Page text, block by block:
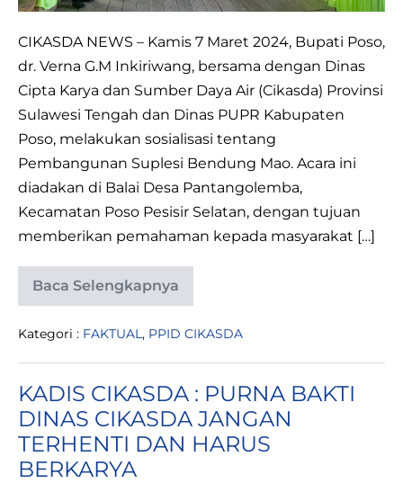
PESISIR
CIKASDA NEWS – Kamis 7 Maret 2024, Bupati Poso,
dr. Verna G.M Inkiriwang, bersama dengan Dinas
Cipta Karya dan Sumber Daya Air (Cikasda) Provinsi
Sulawesi Tengah dan Dinas PUPR Kabupaten
Poso, melakukan sosialisasi tentang
Pembangunan Suplesi Bendung Mao. Acara ini
diadakan di Balai Desa Pantangolemba,
Kecamatan Poso Pesisir Selatan, dengan tujuan
memberikan pemahaman kepada masyarakat […]
Baca Selengkapnya
PENTINGNYA
PEMBANGUNAN
BENDUNG
UNTUK
SEKTOR
PERTANIAN
DI
POSO
PESISIR
Kategori : FAKTUAL , PPID CIKASDA
KADIS CIKASDA : PURNA BAKTI
DINAS CIKASDA JANGAN
TERHENTI DAN HARUS
BERKARYA